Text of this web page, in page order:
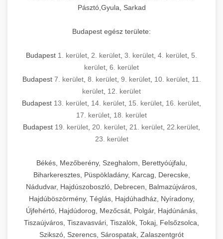
Pásztó,Gyula, Sarkad
Budapest egész területe:
Budapest 1. kerület 2. kerület 3. kerület 4. kerület 5.
kerület 6. kerület
Budapest 7. kerület, 8. kerület, 9. kerület, 10. kerület, 11.
kerület 12. kerület
Budapest 13. kerület 14. kerület 15. kerület 16. kerület
17. kerület 18. kerület
Budapest 19. kerület 20. kerület 21. kerület 22.kerület
23. kerület
Békés, Mezőberény, Szeghalom, Berettyóújfalu,
Biharkeresztes, Püspökladány, Karcag, Derecske,
Nádudvar, Hajdúszoboszló, Debrecen, Balmazújváros,
Hajdúböszörmény, Téglás, Hajdúhadház, Nyíradony,
Újfehértó, Hajdúdorog, Mezőcsát, Polgár, Hajdúnánás,
Tiszaújváros, Tiszavasvári, Tiszalök, Tokaj, Felsőzsolca,
Szikszó, Szerencs, Sárospatak, Zalaszentgrót